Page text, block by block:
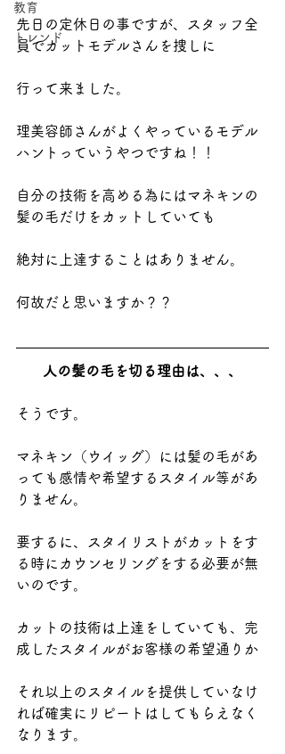
教育
トレンド
先日の定休日の事ですが、スタッフ全
員でカットモデルさんを捜しに
行って来ました。
理美容師さんがよくやっているモデル
ハントっていうやつですね！！
自分の技術を高める為にはマネキンの
髪の毛だけをカットしていても
絶対に上達することはありません。
何故だと思いますか？？
人の髪の毛を切る理由は、、、
そうです。
マネキン（ウイッグ）には髪の毛があ
っても感情や希望するスタイル等があ
りません。
要するに、スタイリストがカットをす
る時にカウンセリングをする必要が無
いのです。
カットの技術は上達をしていても、完
成したスタイルがお客様の希望通りか
それ以上のスタイルを提供していなけ
れば確実にリピートはしてもらえなく
なります。